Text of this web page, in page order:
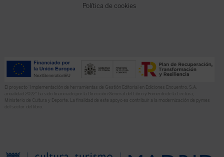
Política de cookies
El proyecto “Implementación de herramientas de Gestión Editorial en Ediciones Encuentro, S.A.
anualidad 2022” ha sido financiado por la Dirección General del Libro y Fomento de la Lectura,
Ministerio de Cultura y Deporte. La finalidad de este apoyo es contribuir a la modernización de pymes
del sector del libro.